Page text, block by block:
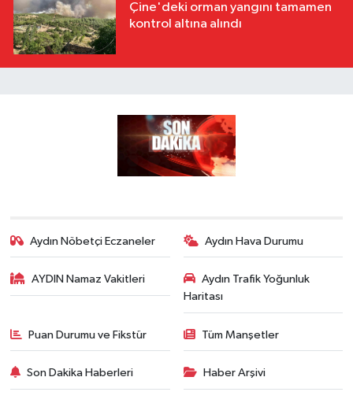
Çine'deki orman yangını tamamen
kontrol altına alındı
Aydın Nöbetçi Eczaneler Aydın Hava Durumu
AYDIN Namaz Vakitleri
Aydın Trafik Yoğunluk
Haritası
Puan Durumu ve Fikstür Tüm Manşetler
Son Dakika Haberleri Haber Arşivi